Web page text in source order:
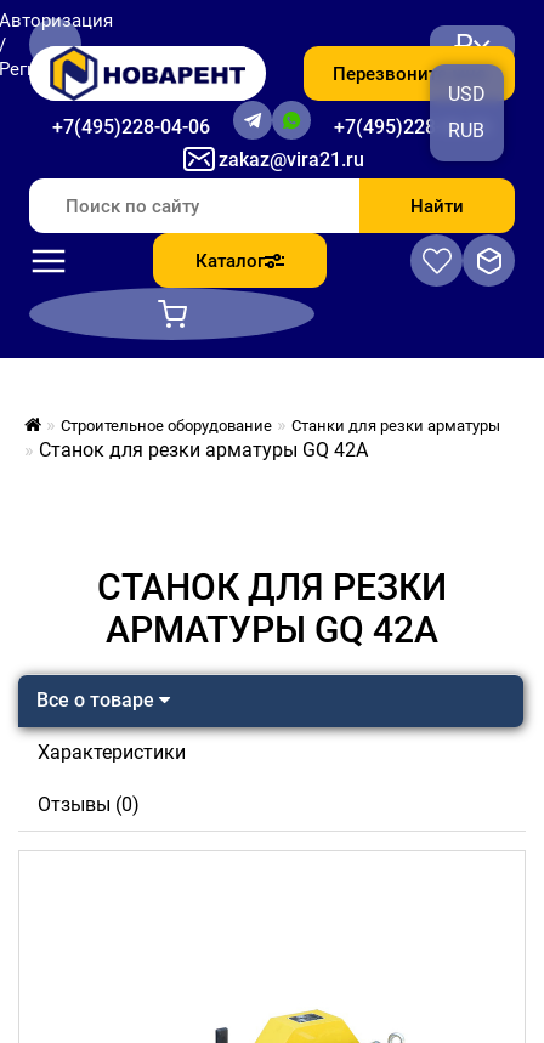
zakaz@vira21.ru
+7(495)228-04-06 +7(495)228-06-56
Перезвоните мне
₽
USD
RUB
Найти
Каталог
Строительное оборудование Станки для резки арматуры
Станок для резки арматуры GQ 42A
СТАНОК ДЛЯ РЕЗКИ
АРМАТУРЫ GQ 42A
Все о товаре
Характеристики
Отзывы (0)